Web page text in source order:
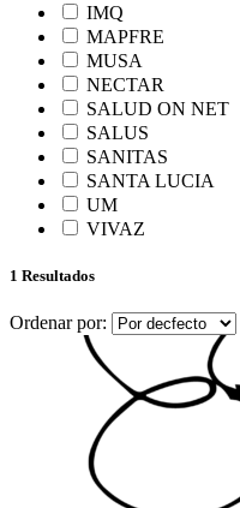
IMQ
MAPFRE
MUSA
NECTAR
SALUD ON NET
SALUS
SANITAS
SANTA LUCIA
UM
VIVAZ
1 Resultados
Ordenar por: